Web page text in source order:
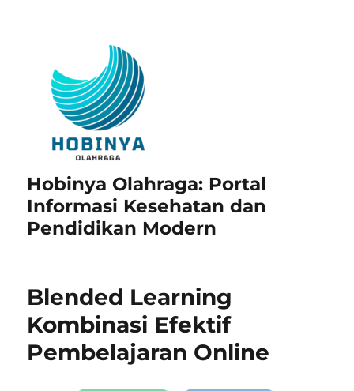
Hobinya Olahraga: Portal
Informasi Kesehatan dan
Pendidikan Modern
Blended Learning
Kombinasi Efektif
Pembelajaran Online